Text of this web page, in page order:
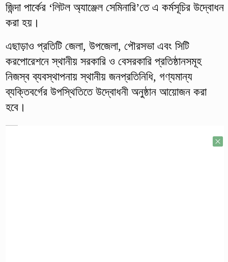
জিন্দা পার্কের ‘লিটল অ্যাঞ্জেল সেমিনারি’তে এ কর্মসূচির উদ্বোধন
করা হয়।
এছাড়াও প্রতিটি জেলা, উপজেলা, পৌরসভা এবং সিটি
করপোরেশনে স্থানীয় সরকারি ও বেসরকারি প্রতিষ্ঠানসমূহ
নিজস্ব ব্যবস্থাপনায় স্থানীয় জনপ্রতিনিধি, গণ্যমান্য
ব্যক্তিবর্গের উপস্থিতিতে উদ্বোধনী অনুষ্ঠান আয়োজন করা
হবে।